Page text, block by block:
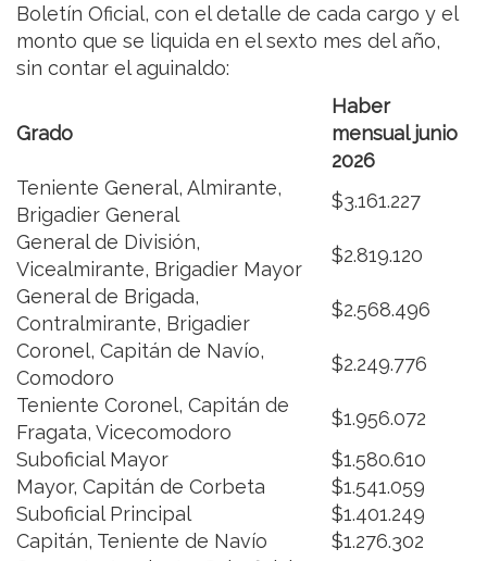
Boletín Oficial, con el detalle de cada cargo y el
monto que se liquida en el sexto mes del año,
sin contar el aguinaldo:
Grado
Haber
mensual junio
2026
Teniente General, Almirante,
Brigadier General
$3.161.227
General de División,
Vicealmirante, Brigadier Mayor
$2.819.120
General de Brigada,
Contralmirante, Brigadier
$2.568.496
Coronel, Capitán de Navío,
Comodoro
$2.249.776
Teniente Coronel, Capitán de
Fragata, Vicecomodoro
$1.956.072
Suboficial Mayor
$1.580.610
Mayor, Capitán de Corbeta
$1.541.059
Suboficial Principal
$1.401.249
Capitán, Teniente de Navío
$1.276.302